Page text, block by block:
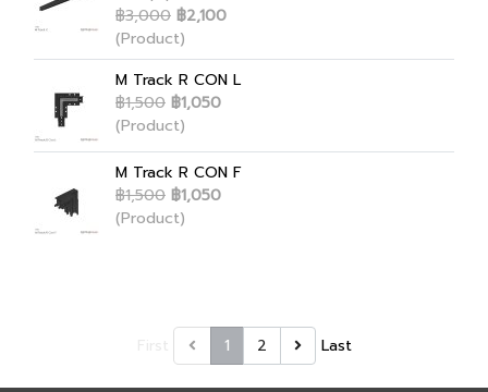
฿3,000 ฿2,100
(Product)
M Track R CON L
฿1,500 ฿1,050
(Product)
M Track R CON F
฿1,500 ฿1,050
(Product)
1 2 Last